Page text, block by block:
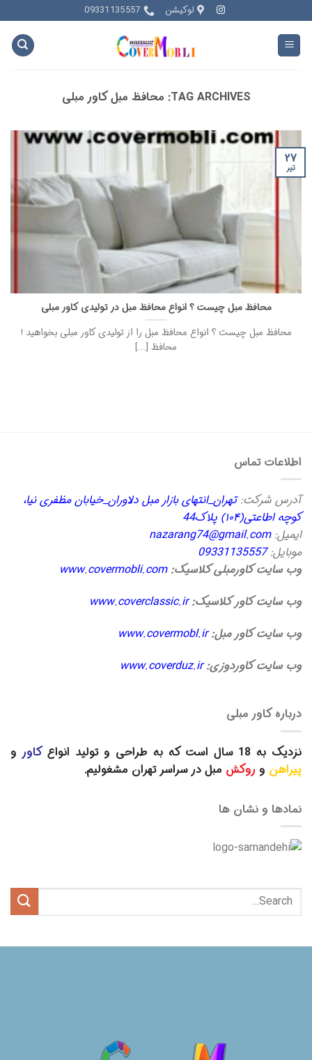
to
content
لوکیشن 09331135557
TAG ARCHIVES: محافظ مبل کاور مبلی
محافظ مبل چیست ؟ انواع محافظ مبل در تولیدی کاور مبلی
محافظ مبل چیست ؟ انواع محافظ مبل را از تولیدی کاور مبلی بخواهید !
محافظ [...]
۲۷
تیر
اطلاعات تماس
آدرس شرکت:تهران_انتهای بازار مبل دلاوران_خیابان مظفری نیا،
کوچه اطاعتی(۱۰۴) پلاک44
ایمیل:nazarang74@gmail.com
موبایل:09331135557
وب سایت کاورمبلی کلاسیک: www.covermobli.com
وب سایت کاور کلاسیک: www.coverclassic.ir
وب سایت کاور مبل: www.covermobl.ir
وب سایت کاوردوزی: www.coverduz.ir
درباره کاور مبلی
نزدیک به 18 سال است که به طراحی و تولید انواع کاور و
پیراهن و روکش مبل در سراسر تهران مشغولیم.
نمادها و نشان ها